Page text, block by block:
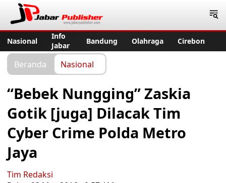
Nasional
Info
Jabar
Bandung Olahraga Cirebon
Beranda Nasional
“Bebek Nungging” Zaskia
Gotik [juga] Dilacak Tim
Cyber Crime Polda Metro
Jaya
Tim Redaksi